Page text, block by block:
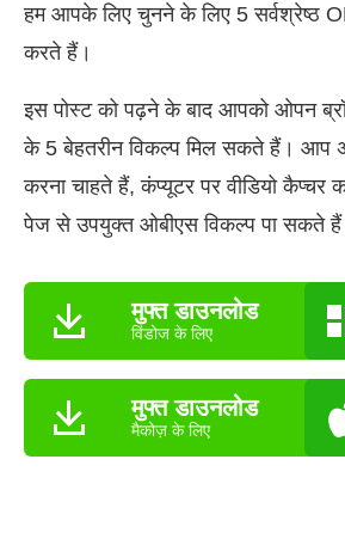
हम आपके लिए चुनने के लिए 5 सर्वश्रेष्ठ
करते हैं।
इस पोस्ट को पढ़ने के बाद आपको ओपन
के 5 बेहतरीन विकल्प मिल सकते हैं। आप
करना चाहते हैं, कंप्यूटर पर वीडियो
पेज से उपयुक्त ओबीएस विकल्प पा सकते
मुफ्त डाउनलोड
विंडोज के लिए
मुफ्त डाउनलोड
मैकोज़ के लिए